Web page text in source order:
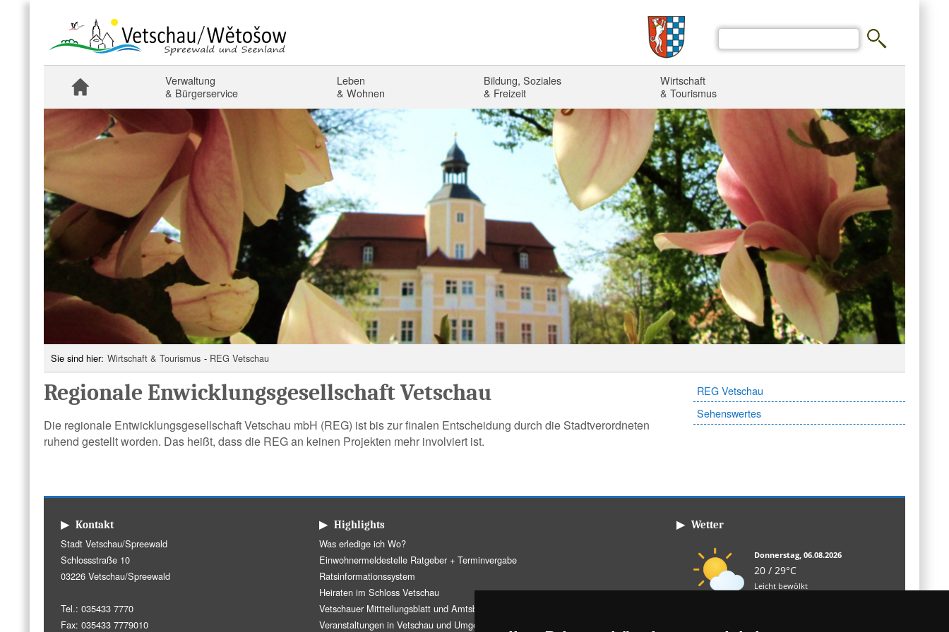
Verwaltung
& Bürgerservice
Leben
& Wohnen
Bildung, Soziales
& Freizeit
Wirtschaft
& Tourismus
Sie sind hier: Wirtschaft & Tourismus - REG Vetschau
REG Vetschau
Sehenswertes
Regionale Enwicklungsgesellschaft Vetschau
Die regionale Entwicklungsgesellschaft Vetschau mbH (REG) ist bis zur finalen Entscheidung durch die Stadtverordneten
ruhend gestellt worden. Das heißt, dass die REG an keinen Projekten mehr involviert ist.
▶ Kontakt
Stadt Vetschau/Spreewald
Schlossstraße 10
03226 Vetschau/Spreewald
Tel.: 035433 7770
Fax: 035433 7779010
▶ Highlights
Was erledige ich Wo?
Einwohnermeldestelle Ratgeber + Terminvergabe
Ratsinformationssystem
Heiraten im Schloss Vetschau
Vetschauer Mittteilungsblatt und Amtsblatt
Veranstaltungen in Vetschau und Umgebung
▶ Wetter
Donnerstag, 06.08.2026
20 / 29°C
Leicht bewölkt